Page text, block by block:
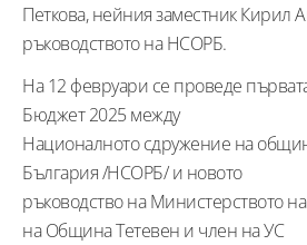
Петкова, нейния заместник Кирил
ръководството на НСОРБ.
На 12 февруари се проведе
Бюджет 2025 между
Националното сдружение на
България /НСОРБ/ и новото
ръководство на Министерството
на Община Тетевен и член на УС